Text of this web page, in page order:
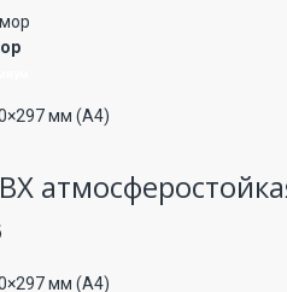
мм (А4)
мм (А4)